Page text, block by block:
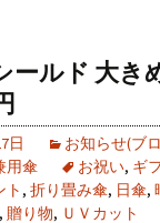
ールド 大き
日 お知らせ(ブ
用傘 お祝い, ギ
ト , 折り畳み傘, 日傘,
, 贈り物, ＵＶカット